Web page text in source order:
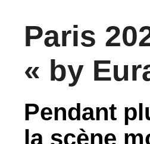
Paris
« by
Pendant
la scène